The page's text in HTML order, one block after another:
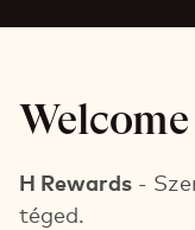
H Rewards -
téged.